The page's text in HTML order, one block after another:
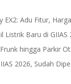
EX2: Adu Fitur,
Listrik Baru di GIIAS
hingga Parkir
2026, Sudah